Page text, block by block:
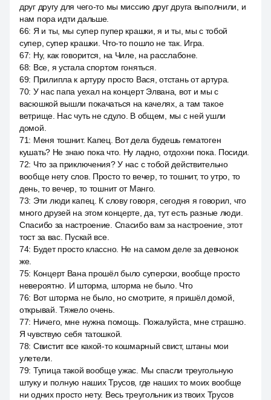
друг другу для чего-то мы миссию друг друга выполнили, и
нам пора идти дальше.
66: Я и ты, мы супер пупер крашки, я и ты, мы с тобой
супер, супер крашки. Что-то пошло не так. Игра.
67: Ну, как говорится, на Чиле, на расслабоне.
68: Все, я устала спортом гоняться.
69: Прилипла к артуру просто Вася, отстань от артура.
70: У нас папа уехал на концерт Элвана, вот и мы с
васюшкой вышли покачаться на качелях, а там такое
ветрище. Нас чуть не сдуло. В общем, мы с ней ушли
домой.
71: Меня тошнит. Капец. Вот дела будешь гематоген
кушать? Не знаю пока что. Ну ладно, отдохни пока. Посиди.
72: Что за приключения? У нас с тобой действительно
вообще нету слов. Просто то вечер, то тошнит, то утро, то
день, то вечер, то тошнит от Манго.
73: Эти люди капец. К слову говоря, сегодня я говорил, что
много друзей на этом концерте, да, тут есть разные люди.
Спасибо за настроение. Спасибо вам за настроение, этот
тост за вас. Пускай все.
74: Будет просто классно. Не на самом деле за девчонок
же.
75: Концерт Вана прошёл было суперски, вообще просто
невероятно. И шторма, шторма не было. Что
76: Вот шторма не было, но смотрите, я пришёл домой,
открывай. Тяжело очень.
77: Ничего, мне нужна помощь. Пожалуйста, мне страшно.
Я чувствую себя татошкой.
78: Свистит все какой-то кошмарный свист, штаны мои
улетели.
79: Тупица такой вообще ужас. Мы спасли треугольную
штуку и полную наших Трусов, где наших то моих вообще
ни одних просто нету. Весь треугольник из твоих Трусов